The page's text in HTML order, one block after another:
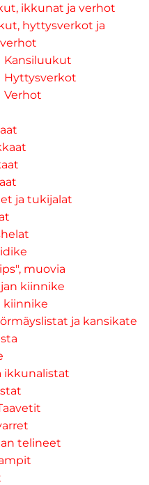
ikkunat ja verhot
hyttysverkot ja
Kansiluukut
Hyttysverkot
Verhot
ja tukijalat
muovia
kiinnike
kiinnike
ja kansikate
ikkunalistat
telineet